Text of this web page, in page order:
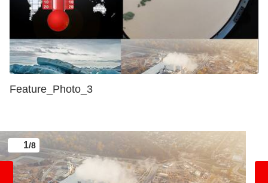
Feature_Photo_3
1/8